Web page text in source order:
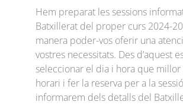
Hem preparat les sessions
Batxillerat del proper curs 2024-
manera poder-vos oferir una
vostres necessitats. Des d’aquest
seleccionar el dia i hora que millor
horari i fer la reserva per a la
informarem dels detalls del